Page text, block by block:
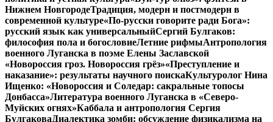
Нижнем НовгородеТрадиция, модерн и постмодерн в
современной культуре«По-русски говорите ради Бога»:
русский язык как универсальныйСергий Булгаков:
философия пола и богословиеЛетние рифмыАнтропология
военного Луганска в поэме Елены Заславской
«Новороссия гроз. Новороссия грёз»«Преступление и
наказание»: результаты научного поискаКультуролог Нина
Ищенко: «Новороссия и Соледар: сакральные топосы
Донбасса»Литература военного Луганска в «Северо-
Муйских огнях»Каббала и антропология Сергия
БулгаковаДиалектика зомби: обсуждение физикализма на